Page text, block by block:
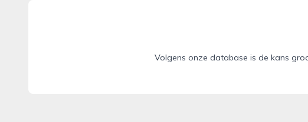
Volgens onze database is de kans